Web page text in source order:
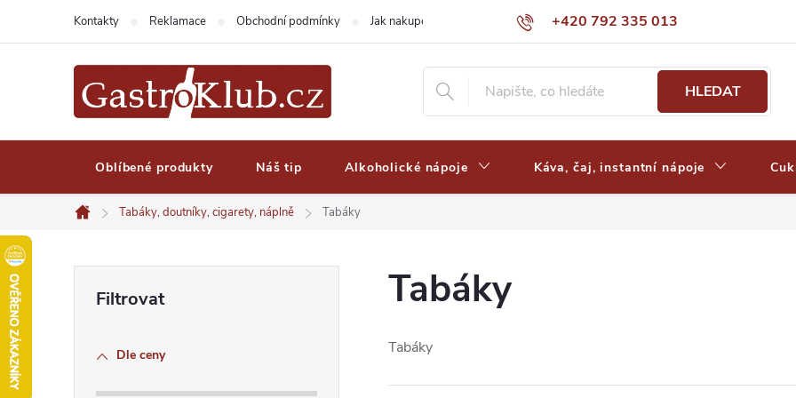
+420 792 335 013
Kontakty Reklamace Obchodní podmínky Jak nakupovat Výdejní místa a ceny dopravy Často kladené otázky
HLEDAT
Oblíbené produkty Náš tip Alkoholické nápoje Káva, čaj, instantní nápoje
Domů
Tabáky, doutníky, cigarety, náplně Tabáky
Dle ceny
Tabáky
Tabáky